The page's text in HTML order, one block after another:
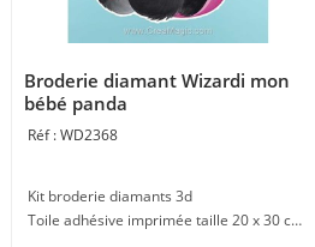
Broderie diamant Wizardi mon
bébé panda
WD2368
Kit broderie diamants 3d
Toile adhésive imprimée taille 20 x 30 cm